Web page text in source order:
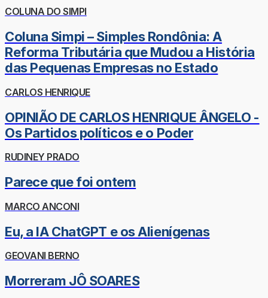
COLUNA DO SIMPI
Coluna Simpi – Simples Rondônia: A
Reforma Tributária que Mudou a História
das Pequenas Empresas no Estado
CARLOS HENRIQUE
OPINIÃO DE CARLOS HENRIQUE ÂNGELO -
Os Partidos políticos e o Poder
RUDINEY PRADO
Parece que foi ontem
MARCO ANCONI
Eu, a IA ChatGPT e os Alienígenas
GEOVANI BERNO
Morreram JÔ SOARES